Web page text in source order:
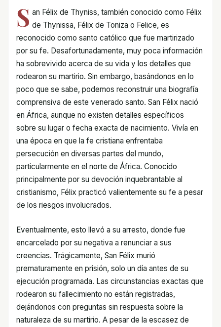
S an Félix de Thyniss, también conocido como Félix
de Thynissa, Félix de Toniza o Felice, es
reconocido como santo católico que fue martirizado
por su fe. Desafortunadamente, muy poca información
ha sobrevivido acerca de su vida y los detalles que
rodearon su martirio. Sin embargo, basándonos en lo
poco que se sabe, podemos reconstruir una biografía
comprensiva de este venerado santo. San Félix nació
en África, aunque no existen detalles específicos
sobre su lugar o fecha exacta de nacimiento. Vivía en
una época en que la fe cristiana enfrentaba
persecución en diversas partes del mundo,
particularmente en el norte de África. Conocido
principalmente por su devoción inquebrantable al
cristianismo, Félix practicó valientemente su fe a pesar
de los riesgos involucrados.
Eventualmente, esto llevó a su arresto, donde fue
encarcelado por su negativa a renunciar a sus
creencias. Trágicamente, San Félix murió
prematuramente en prisión, solo un día antes de su
ejecución programada. Las circunstancias exactas que
rodearon su fallecimiento no están registradas,
dejándonos con preguntas sin respuesta sobre la
naturaleza de su martirio. A pesar de la escasez de